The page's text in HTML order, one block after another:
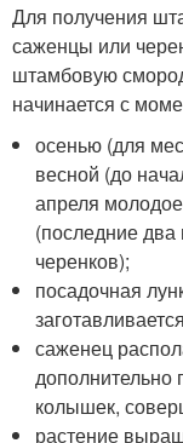
Для получения
саженцы или
штамбовую
начинается с
осенью (для
весной (до
апреля
(последние два
черенков);
посадочная
саженец
колышек,
растение